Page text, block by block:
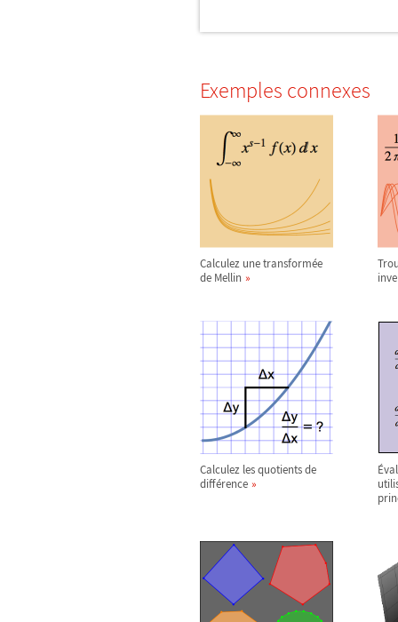
Exemples connexes
Calculez une transformée
de Mellin
Calculez les quotients de
différence